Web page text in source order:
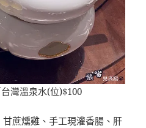
灣溫泉水(位)$100
蔗燻雞、手工現灌香腸、肝